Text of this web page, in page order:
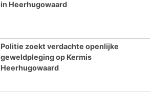
in Heerhugowaard
Politie zoekt verdachte openlijke
geweldpleging op Kermis
Heerhugowaard